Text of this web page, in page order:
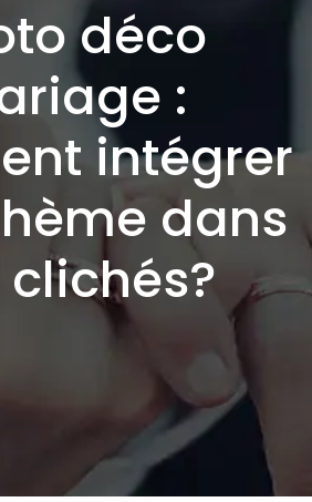
déco
:
intégrer
dans